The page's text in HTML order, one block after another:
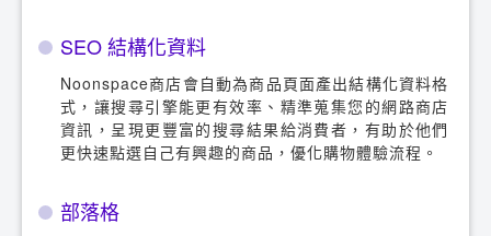
SEO 結構化資料
Noonspace商店會自動為商品頁面產出結構化資料格
式，讓搜尋引擎能更有效率、精準蒐集您的網路商店
資訊，呈現更豐富的搜尋結果給消費者，有助於他們
更快速點選自己有興趣的商品，優化購物體驗流程。
部落格